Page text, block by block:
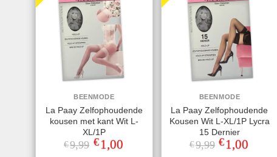
BEENMODE
La Paay Zelfophoudende
kousen met kant Wit L-
XL/1P
€9,99 Oorspronkelijke
prijs
€ 1,00Huidige
prijs
BEENMODE
La Paay Zelfophoudende
Kousen Wit L-XL/1P Lycra
15 Dernier
€9,99 Oorspronkelijke
prijs
€ 1,00